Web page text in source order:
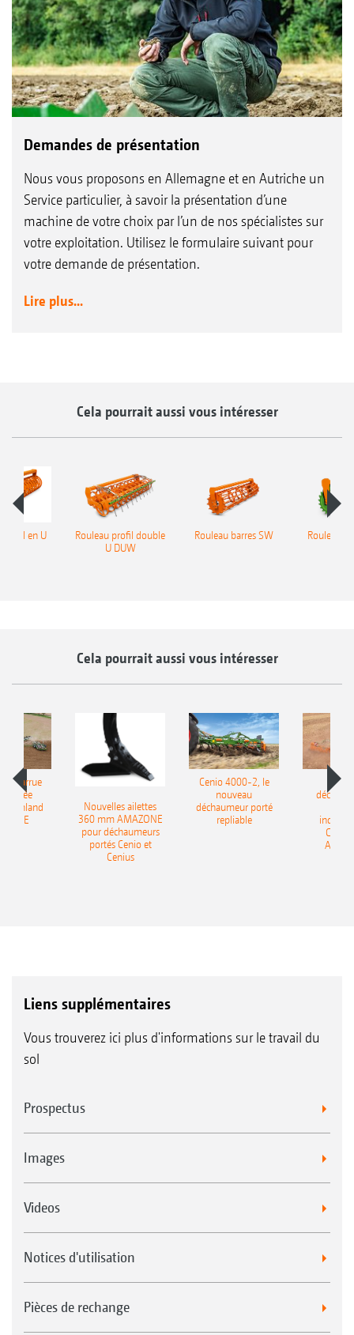
Demandes de présentation
Nous vous proposons en Allemagne et en Autriche un
Service particulier, à savoir la présentation d’une
machine de votre choix par l’un de nos spécialistes sur
votre exploitation. Utilisez le formulaire suivant pour
votre demande de présentation.
Lire plus...
Cela pourrait aussi vous intéresser
profil en U
Rouleau profil double
U DUW
Rouleau barres SW Rouleau
Cela pourrait aussi vous intéresser
charrue
portée
Onland
Nouvelles ailettes
360 mm AMAZONE
pour déchaumeurs
portés Cenio et
Cenius
Cenio 4000-2, le
nouveau
déchaumeur porté
repliable
Liens supplémentaires
Vous trouverez ici plus d'informations sur le travail du
sol
Prospectus
Images
Videos
Notices d'utilisation
Pièces de rechange